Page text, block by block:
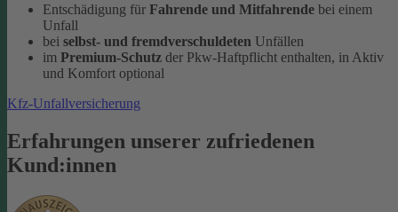
Entschädigung für Fahrende und Mitfahrende bei einem
Unfall
bei selbst- und fremdverschuldeten Unfällen
im Premium-Schutz der Pkw-Haftpflicht enthalten, in Aktiv
und Komfort optional
Kfz-Unfallversicherung
Erfahrungen unserer zufriedenen
Kund:innen